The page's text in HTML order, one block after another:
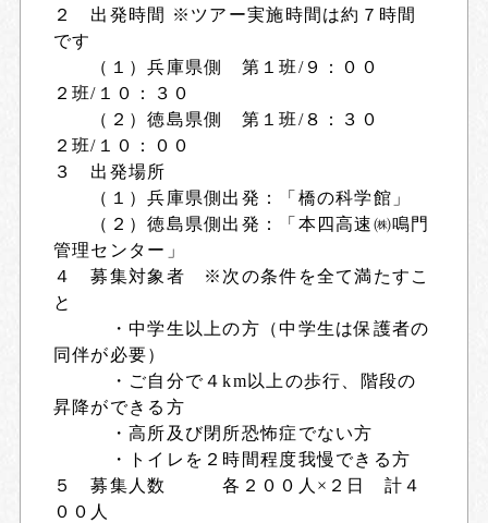
２ 出発時間 ※ツアー実施時間は約７時間
です
（１）兵庫県側 第１班/９：００
２班/１０：３０
（２）徳島県側 第１班/８：３０
２班/１０：００
３ 出発場所
（１）兵庫県側出発：「橋の科学館」
（２）徳島県側出発：「本四高速㈱鳴門
管理センター」
４ 募集対象者 ※次の条件を全て満たすこ
と
・中学生以上の方（中学生は保護者の
同伴が必要）
・ご自分で４km以上の歩行、階段の
昇降ができる方
・高所及び閉所恐怖症でない方
・トイレを２時間程度我慢できる方
５ 募集人数 各２００人×２日 計４
００人